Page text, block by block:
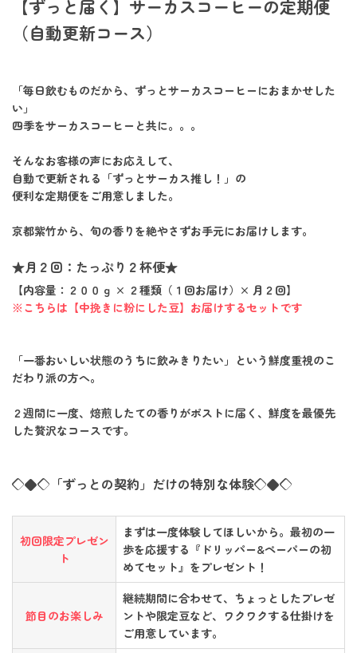
【ずっと届く】サーカスコーヒーの定期便
（自動更新コース）
「毎日飲むものだから、ずっとサーカスコーヒーにおまかせした
い」
四季をサーカスコーヒーと共に。。。
そんなお客様の声にお応えして、
自動で更新される 「ずっとサーカス推し！」 の
便利な定期便をご用意しました。
京都紫竹から、旬の香りを絶やさずお手元にお届けします。
★月２回：たっぷり２杯便★
【内容量：２００ｇ × ２種類（１回お届け）× 月２回】
※こちらは【中挽きに粉にした豆】お届けするセットです
「一番おいしい状態のうちに飲みきりたい」という鮮度重視のこ
だわり派の方へ。
２週間に一度、焙煎したての香りがポストに届く、鮮度を最優先
した贅沢なコースです。
◇◆◇「ずっとの契約」だけの特別な体験◇◆◇
初回限定プレゼン
ト
まずは一度体験してほしいから。最初の一
歩を応援する『ドリッパー&ペーパーの初
めてセット』をプレゼント！
節目のお楽しみ
継続期間に合わせて、ちょっとしたプレゼ
ントや限定豆など、ワクワクする仕掛けを
ご用意しています。